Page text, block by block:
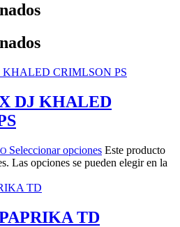
DJ KHALED
Seleccionar opciones Este producto
Las opciones se pueden elegir en la
TD